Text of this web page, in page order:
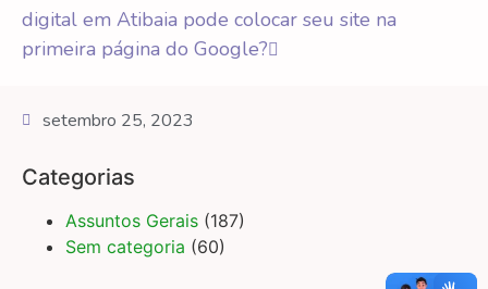
digital em Atibaia pode colocar seu site na
primeira página do Google?
setembro 25, 2023
Categorias
Assuntos Gerais (187)
Sem categoria (60)